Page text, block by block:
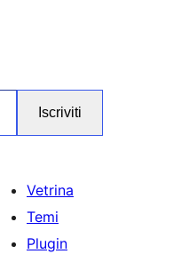
Iscriviti
Vetrina
Temi
Plugin